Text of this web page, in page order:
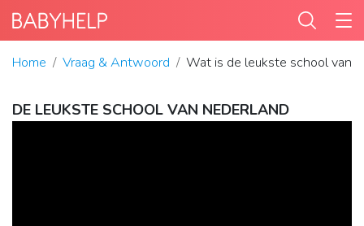
Home Vraag & Antwoord Wat is de leukste school van
DE LEUKSTE SCHOOL VAN NEDERLAND